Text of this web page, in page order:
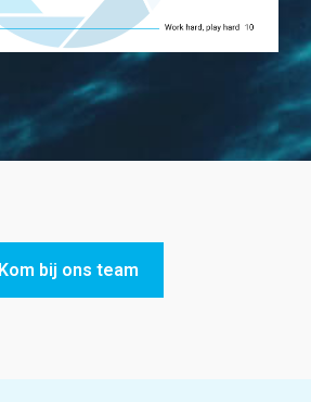
Kom bij ons team